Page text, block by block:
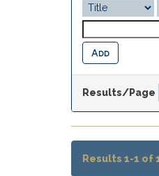
Results/Page
Results 1-1 of